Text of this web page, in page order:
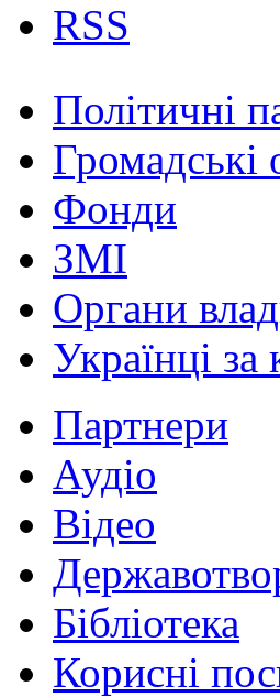
RSS
Політичні
Громадські
Фонди
ЗМІ
Органи
Українці
Партнери
Аудіо
Відео
Бібліотека
Корисні